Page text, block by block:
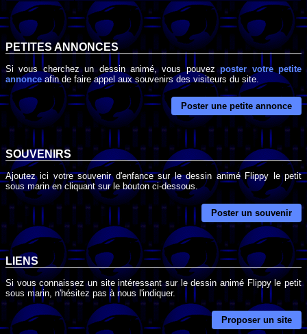
PETITES ANNONCES
Si vous cherchez un dessin animé, vous pouvezposter votre petite
annonce afin de faire appel aux souvenirs des visiteurs du site.
Poster une petite annonce
SOUVENIRS
Ajoutez ici votre souvenir d'enfance sur le dessin animé Flippy le petit
sous marin en cliquant sur le bouton ci-dessous.
Poster un souvenir
LIENS
Si vous connaissez un site intéressant sur le dessin animé Flippy le petit
sous marin, n'hésitez pas à nous l'indiquer.
Proposer un site